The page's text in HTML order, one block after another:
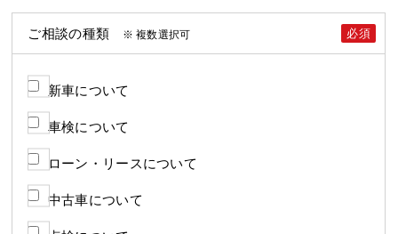
ご相談の種類 必須
※ 複数選択可
新車について
車検について
ローン・リースについて
中古車について